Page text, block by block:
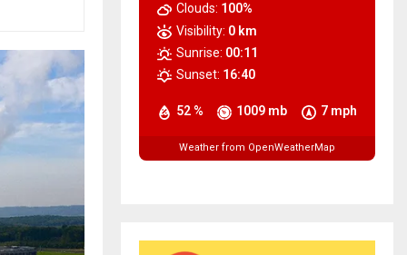
52 % 1009 mb 7 mph
Clouds: 100%
Visibility: 0 km
Sunrise: 00:11
Sunset: 16:40
Weather from OpenWeatherMap